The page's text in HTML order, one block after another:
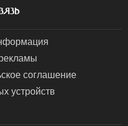
соглашение
устройств